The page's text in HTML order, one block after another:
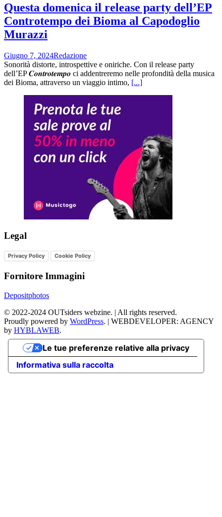
Questa domenica il release party dell’EP
Controtempo dei Bioma al Capodoglio
Murazzi
Giugno 7, 2024Redazione
Sonorità distorte, introspettive e oniriche. Con il release party
dell’EP 𝑪𝒐𝒏𝒕𝒓𝒐𝒕𝒆𝒎𝒑𝒐 ci addentreremo nelle profondità della musica
dei Bioma, attraverso un viaggio intimo, [...]
Legal
Privacy Policy Cookie Policy
Fornitore Immagini
Depositphotos
© 2022-2024 OUTsiders webzine. | All rights reserved.
Proudly powered by WordPress. | WEBDEVELOPER: AGENCY
by HYBLAWEB.
Informativa sulla raccolta
Le tue preferenze relative alla privacy